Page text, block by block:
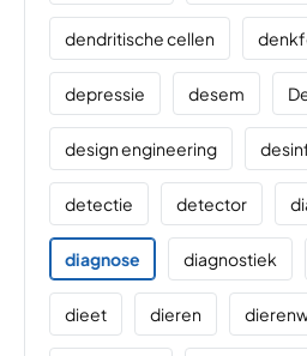
dendritische cellen
depressie desem
design engineering
detectie detector
diagnose diagnostiek
dieet dieren